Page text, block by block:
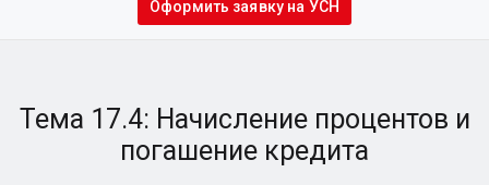
Оформить заявку на УСН
Тема 17.4: Начисление процентов и
погашение кредита